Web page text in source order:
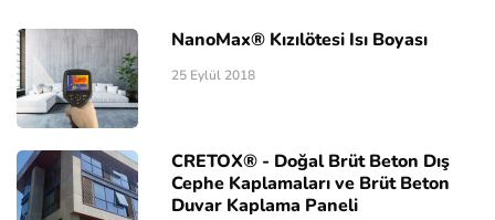
NanoMax® Kızılötesi Isı Boyası
25 Eylül 2018
CRETOX® - Doğal Brüt Beton Dış
Cephe Kaplamaları ve Brüt Beton
Duvar Kaplama Paneli